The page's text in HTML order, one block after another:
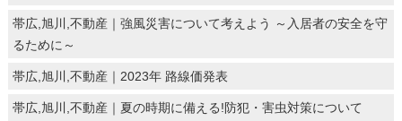
帯広,旭川,不動産｜強風災害について考えよう ～入居者の安全を守
るために～
帯広,旭川,不動産｜2023年 路線価発表
帯広,旭川,不動産｜夏の時期に備える!防犯・害虫対策について